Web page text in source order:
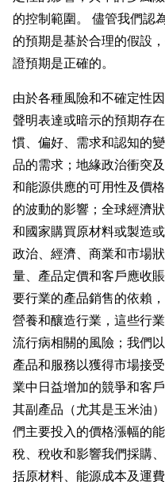
的控制範圍。 儘管我們認
的預期是基於合理的假設
證預期是正確的。
由於各種風險和不確定性
聲明表達或暗示的預期存
慣、偏好、需求和認知的
品的需求；地緣政治衝突
和能源供應的可用性及價
的波動的影響；全球經濟
和國家購買原材料或製造
政治、經濟、商業和市場
量、產品定價和客戶應收
要行業的產品銷售的依賴
營養和釀造行業，這些行
流行病相關的風險；我們
產品和服務以獲得市場接
業中日益增加的競爭和客
其副產品（尤其是玉米油
們主要投入的價格漲幅的
稅、稅收和影響我們採購
括原材料、能源成本及運